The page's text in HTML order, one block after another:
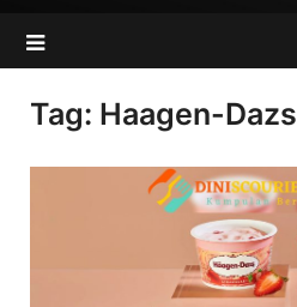
Tag: Haagen-Dazs